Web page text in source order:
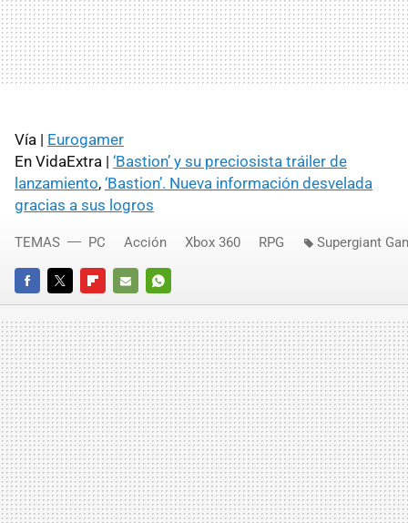
Vía | Eurogamer
En VidaExtra | ‘Bastion’ y su preciosista tráiler de
lanzamiento, ‘Bastion’. Nueva información desvelada
gracias a sus logros
FACEBOOKTWITTERFLIPBOARD
E-
MAIL
WHATSAPP
TEMAS PC Acción Xbox 360 RPG Supergiant